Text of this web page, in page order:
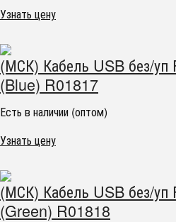
Узнать цену
(МСК) Кабель USB без/
(Blue) R01817
Есть в наличии (оптом)
Узнать цену
(МСК) Кабель USB без/
(Green) R01818